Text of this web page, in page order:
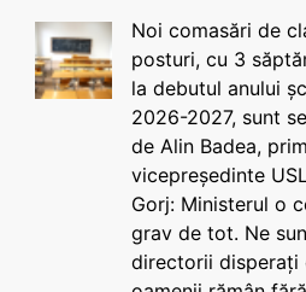
Noi comasări de
posturi, cu 3
la debutul anului
2026-2027, sunt
de Alin Badea,
vicepreședinte
Gorj: Ministerul o
grav de tot. Ne
directorii disperați